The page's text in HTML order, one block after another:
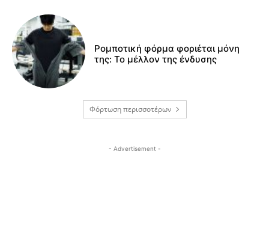
Ρομποτική φόρμα φοριέται μόνη
της: Το μέλλον της ένδυσης
Φόρτωση περισσοτέρων
- Advertisement -